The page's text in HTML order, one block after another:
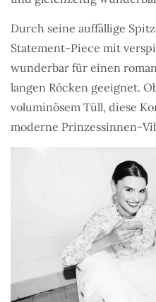
Durch seine auffällige
Statement-Piece mit
wunderbar für einen
langen Röcken geeignet.
voluminösem Tüll, diese
moderne Prinzessinnen-